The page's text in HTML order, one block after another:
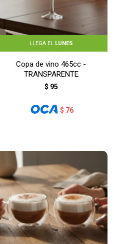
LLEGA EL LUNES
Copa de vino 465cc -
TRANSPARENTE
$ 95
$ 76